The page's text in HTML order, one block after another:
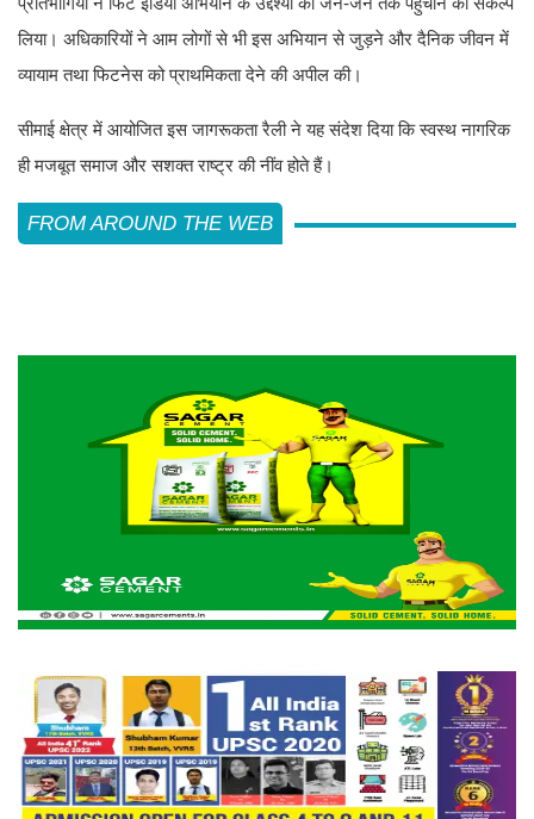
लिया। अधिकारियों ने आम लोगों से भी इस अभियान से जुड़ने और दैनिक जीवन में
व्यायाम तथा फिटनेस को प्राथमिकता देने की अपील की।
सीमाई क्षेत्र में आयोजित इस जागरूकता रैली ने यह संदेश दिया कि स्वस्थ नागरिक
ही मजबूत समाज और सशक्त राष्ट्र की नींव होते हैं।
FROM AROUND THE WEB